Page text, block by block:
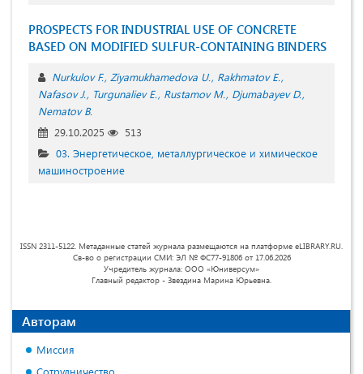
PROSPECTS FOR INDUSTRIAL USE OF CONCRETE
BASED ON MODIFIED SULFUR-CONTAINING BINDERS
Nurkulov F. Ziyamukhamedova U. Rakhmatov E.
Nafasov J. Turgunaliev E. Rustamov M. Djumabayev D.
Nematov B.
29.10.2025
513
03. Энергетическое, металлургическое и химическое
машиностроение
ISSN 2311-5122. Метаданные статей журнала размещаются на платформе eLIBRARY.RU.
Св-во о регистрации СМИ: ЭЛ № ФС77-91806 от 17.06.2026
Учредитель журнала: ООО «Юниверсум»
Главный редактор - Звездина Марина Юрьевна.
Авторам
Миссия